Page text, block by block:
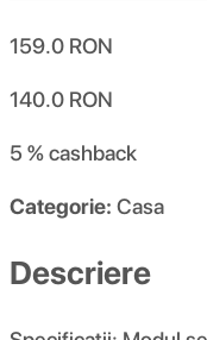
159.0 RON
140.0 RON
5 %cashback
Categorie: Casa
Descriere